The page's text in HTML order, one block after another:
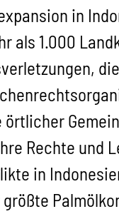
in
als 1.000
Rechte und
in